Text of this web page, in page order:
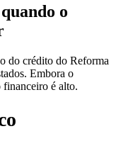
o
do crédito do Reforma
Embora o
financeiro é alto.